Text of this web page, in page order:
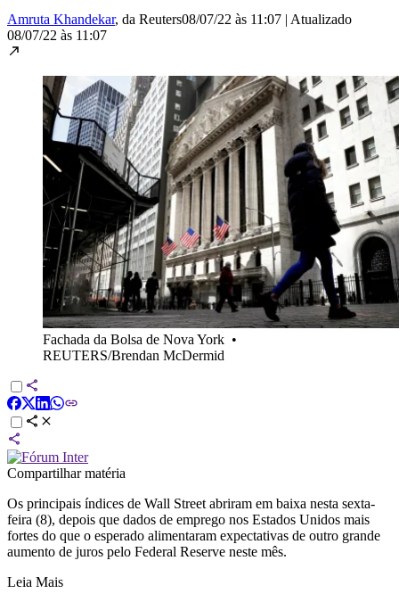
Amruta Khandekar, da Reuters08/07/22 às 11:07 | Atualizado
08/07/22 às 11:07
Fachada da Bolsa de Nova York •
REUTERS/Brendan McDermid
Compartilhar matéria
Os principais índices de Wall Street abriram em baixa nesta sexta-
feira (8), depois que dados de emprego nos Estados Unidos mais
fortes do que o esperado alimentaram expectativas de outro grande
aumento de juros pelo Federal Reserve neste mês.
Leia Mais